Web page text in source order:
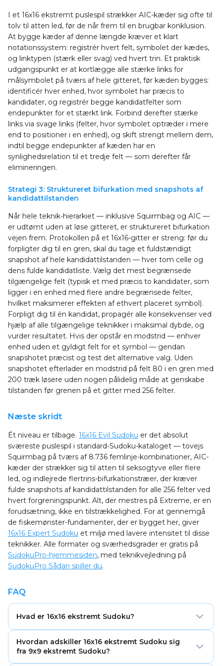
I et 16x16 ekstremt puslespil strækker AIC-kæder sig ofte til
tolv til atten led, før de når frem til en brugbar konklusion.
At bygge kæder af denne længde kræver et klart
notationssystem: registrér hvert felt, symbolet der kædes,
og linktypen (stærk eller svag) ved hvert trin. Et praktisk
udgangspunkt er at kortlægge alle stærke links for
målsymbolet på tværs af hele gitteret, før kæden bygges:
identificér hver enhed, hvor symbolet har præcis to
kandidater, og registrér begge kandidatfelter som
endepunkter for et stærkt link. Forbind derefter stærke
links via svage links (felter, hvor symbolet optræder i mere
end to positioner i en enhed), og skift strengt mellem dem,
indtil begge endepunkter af kæden har en
synlighedsrelation til et tredje felt — som derefter får
elimineringen.
Strategi 3: Struktureret bifurkation med snapshots af
kandidattilstanden
Når hele teknik-hierarkiet — inklusive Squirmbag og AIC —
er udtømt uden at løse gitteret, er struktureret bifurkation
vejen frem. Protokollen på et 16x16-gitter er streng: før du
forpligter dig til en gren, skal du tage et fuldstændigt
snapshot af hele kandidattilstanden — hver tom celle og
dens fulde kandidatliste. Vælg det mest begrænsede
tilgængelige felt (typisk et med præcis to kandidater, som
ligger i en enhed med flere andre begrænsede felter,
hvilket maksimerer effekten af ethvert placeret symbol).
Forpligt dig til én kandidat, propagér alle konsekvenser ved
hjælp af alle tilgængelige teknikker i maksimal dybde, og
vurder resultatet. Hvis der opstår en modstrid — enhver
enhed uden et gyldigt felt for et symbol — gendan
snapshotet præcist og test det alternative valg. Uden
snapshotet efterlader en modstrid på felt 80 i en gren med
200 træk løsere uden nogen pålidelig måde at genskabe
tilstanden før grenen på et gitter med 256 felter.
Næste skridt
Ét niveau er tilbage. 16x16 Evil Sudoku er det absolut
sværeste puslespil i standard-Sudoku-kataloget — tovejs
Squirmbag på tværs af 8.736 femlinje-kombinationer, AIC-
kæder der strækker sig til atten til seksogtyve eller flere
led, og indlejrede flertrins-bifurkationstræer, der kræver
fulde snapshots af kandidattilstanden for alle 256 felter ved
hvert forgreningspunkt. Alt, der mestres på Extreme, er en
forudsætning, ikke en tilstrækkelighed. For at gennemgå
de fiskemønster-fundamenter, der er bygget her, giver
16x16 Expert Sudoku et miljø med lavere intensitet til disse
teknikker. Alle formater og sværhedsgrader er gratis på
SudokuPro-hjemmesiden, med teknikvejledning på
SudokuPro Sådan spiller du.
FAQ
Hvad er 16x16 ekstremt Sudoku?
standard-Sudoku-kataloget — den næstsidste
sværhedsgrad i det største standardformat, med kun
Hvordan adskiller 16x16 ekstremt Sudoku sig
fra 9x9 ekstremt Sudoku?